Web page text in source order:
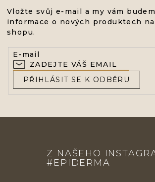
Vložte svůj e-mail a my vám
informace o nových produktech
shopu.
E-mail
PŘIHLÁSIT SE K ODBĚRU
Z NAŠEHO
#EPIDERMA